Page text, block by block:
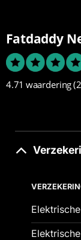
Fatdaddy
4.71 waardering